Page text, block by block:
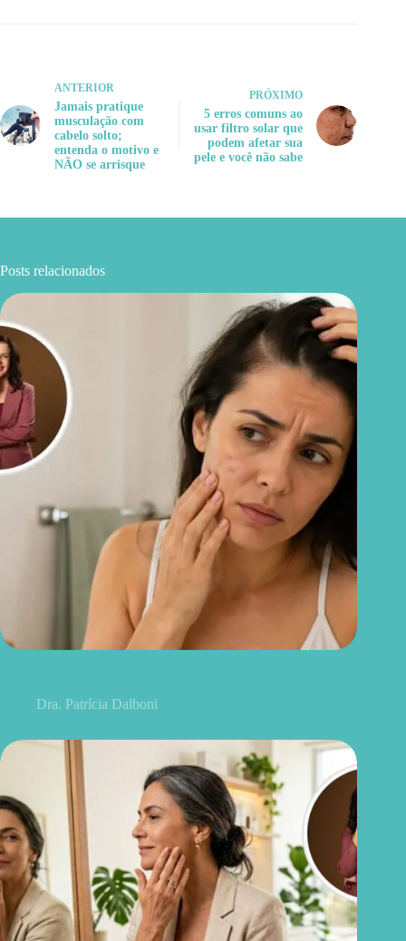
ANTERIOR
Jamais pratique
musculação com
cabelo solto;
entenda o motivo e
NÃO se arrisque
PRÓXIMO
5 erros comuns ao
usar filtro solar que
podem afetar sua
pele e você não sabe
Posts relacionados
Dra. Patrícia Dalboni